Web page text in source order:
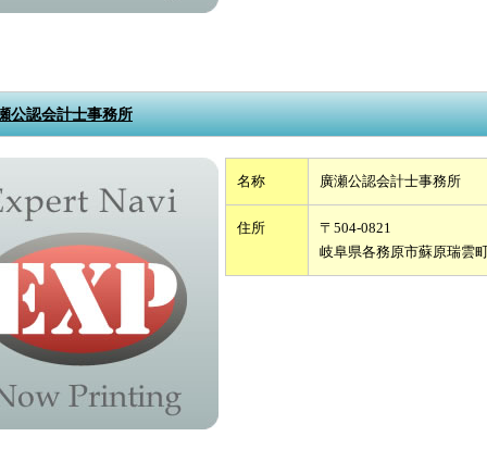
公認会計士事務所
名称 廣瀬公認会計士事務所
住所
〒504-0821
岐阜県各務原市蘇原瑞雲